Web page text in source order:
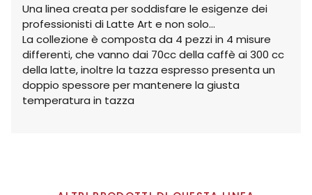
Una linea creata per soddisfare le esigenze dei
professionisti di Latte Art e non solo...
La collezione è composta da 4 pezzi in 4 misure
differenti, che vanno dai 70cc della caffè ai 300 cc
della latte, inoltre la tazza espresso presenta un
doppio spessore per mantenere la giusta
temperatura in tazza